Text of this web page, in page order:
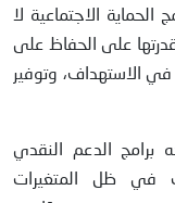
الاجتماعية لا
على الحفاظ على
في الاستهداف، وتوفير
برامج الدعم النقدي
في ظل المتغيرات